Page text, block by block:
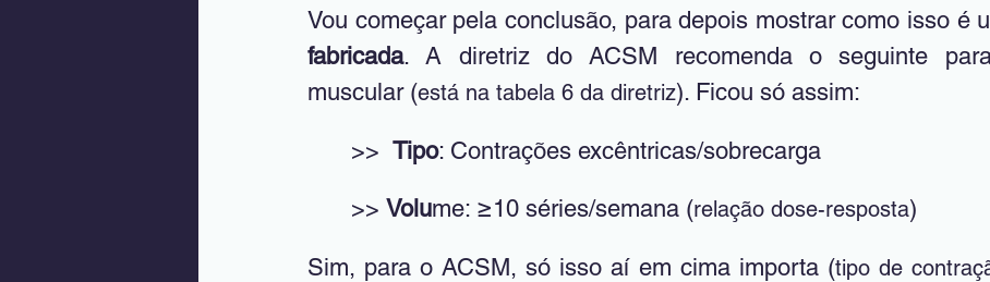
Vou começar pela conclusão, para depois mostrar como isso é
fabricada. A diretriz do ACSM recomenda o seguinte
muscular (está na tabela 6 da diretriz). Ficou só assim:
>> Tipo: Contrações excêntricas/sobrecarga
>> Volume: ≥10 séries/semana (relação dose-resposta)
Sim, para o ACSM, só isso aí em cima importa (tipo de